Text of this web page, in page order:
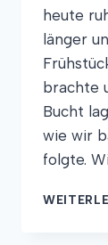
heute
länger
brachte
Bucht
wie wir
folgte.